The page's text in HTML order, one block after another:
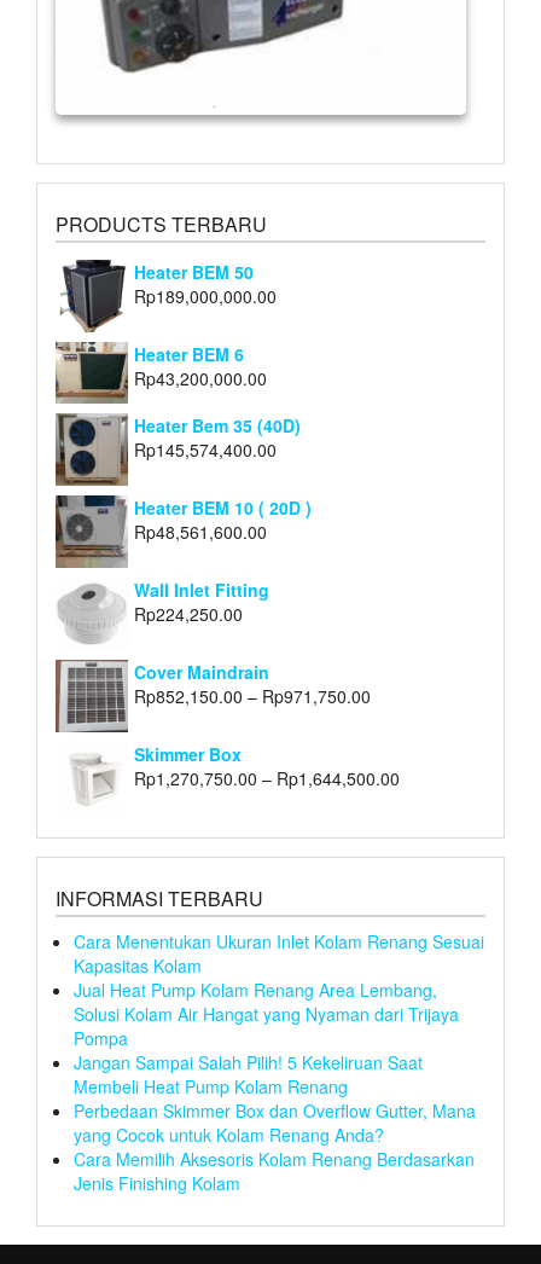
PRODUCTS TERBARU
Heater BEM 50
Rp189,000,000.00
Heater BEM 6
Rp43,200,000.00
Heater Bem 35 (40D)
Rp145,574,400.00
Heater BEM 10 ( 20D )
Rp48,561,600.00
Wall Inlet Fitting
Rp224,250.00
Cover Maindrain
Rp852,150.00 – Rp971,750.00
Skimmer Box
Rp1,270,750.00 – Rp1,644,500.00
INFORMASI TERBARU
Cara Menentukan Ukuran Inlet Kolam Renang Sesuai
Kapasitas Kolam
Jual Heat Pump Kolam Renang Area Lembang,
Solusi Kolam Air Hangat yang Nyaman dari Trijaya
Pompa
Jangan Sampai Salah Pilih! 5 Kekeliruan Saat
Membeli Heat Pump Kolam Renang
Perbedaan Skimmer Box dan Overflow Gutter, Mana
yang Cocok untuk Kolam Renang Anda?
Cara Memilih Aksesoris Kolam Renang Berdasarkan
Jenis Finishing Kolam